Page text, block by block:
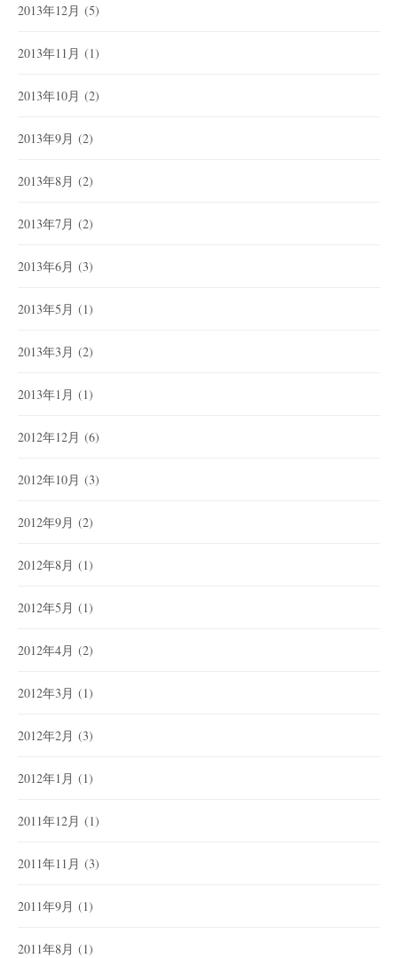
2013年12月 (5)
2013年11月 (1)
2013年10月 (2)
2013年9月 (2)
2013年8月 (2)
2013年7月 (2)
2013年6月 (3)
2013年5月 (1)
2013年3月 (2)
2013年1月 (1)
2012年12月 (6)
2012年10月 (3)
2012年9月 (2)
2012年8月 (1)
2012年5月 (1)
2012年4月 (2)
2012年3月 (1)
2012年2月 (3)
2012年1月 (1)
2011年12月 (1)
2011年11月 (3)
2011年9月 (1)
2011年8月 (1)